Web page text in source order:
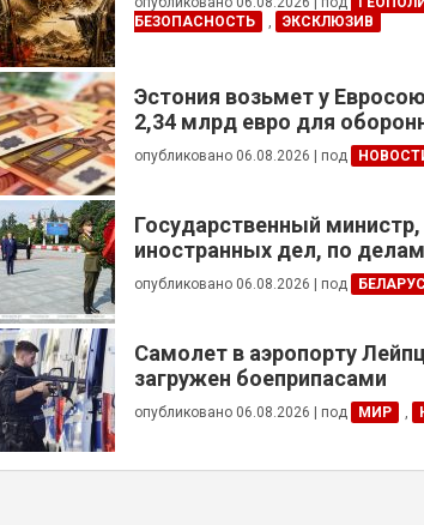
БЕЗОПАСНОСТЬ
, ЭКСКЛЮЗИВ
Эстония возьмет у
2,34 млрд евро для
опубликовано 06.08.2026 под
Государственный
иностранных дел, по
общин за рубежом и
Алжира возложил венок к
опубликовано 06.08.2026 под
Самолет в аэропорту
загружен боеприпасами
опубликовано 06.08.2026 под МИР ,